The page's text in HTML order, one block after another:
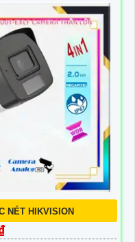
NÉT HIKVISION